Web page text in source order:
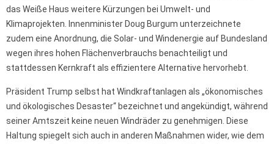
das Weiße Haus weitere Kürzungen bei Umwelt- und
Klimaprojekten. Innenminister Doug Burgum unterzeichnete
zudem eine Anordnung, die Solar- und Windenergie auf Bundesland
wegen ihres hohen Flächenverbrauchs benachteiligt und
stattdessen Kernkraft als effizientere Alternative hervorhebt.
Präsident Trump selbst hat Windkraftanlagen als „ökonomisches
und ökologisches Desaster“ bezeichnet und angekündigt, während
seiner Amtszeit keine neuen Windräder zu genehmigen. Diese
Haltung spiegelt sich auch in anderen Maßnahmen wider, wie dem